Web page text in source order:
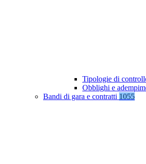
Tipologie di
Obblighi e
Bandi di gara e contratti 1055